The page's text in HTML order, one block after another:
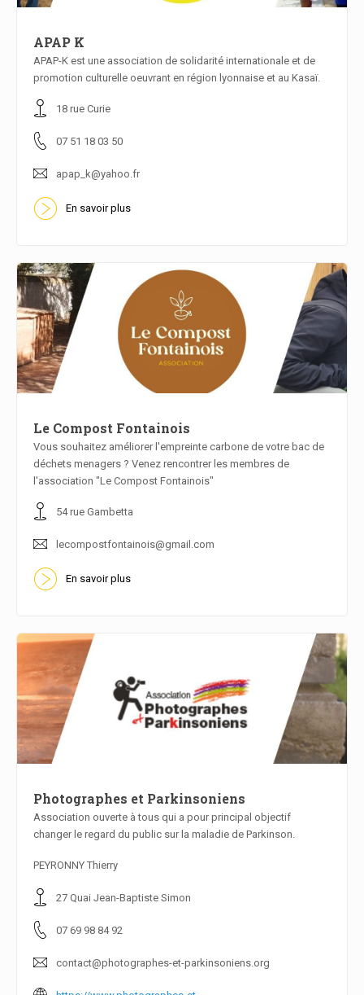
En savoir plus
APAP K
APAP-K est une association de solidarité internationale et de
promotion culturelle oeuvrant en région lyonnaise et au Kasaï.
18 rue Curie
07 51 18 03 50
apap_k@yahoo.fr
En savoir plus
En savoir plus
Le Compost Fontainois
Vous souhaitez améliorer l'empreinte carbone de votre bac de
déchets menagers ? Venez rencontrer les membres de
l'association "Le Compost Fontainois"
54 rue Gambetta
lecompostfontainois@gmail.com
En savoir plus
Photographes et Parkinsoniens
Association ouverte à tous qui a pour principal objectif
changer le regard du public sur la maladie de Parkinson.
PEYRONNY Thierry
27 Quai Jean-Baptiste Simon
07 69 98 84 92
contact@photographes-et-parkinsoniens.org